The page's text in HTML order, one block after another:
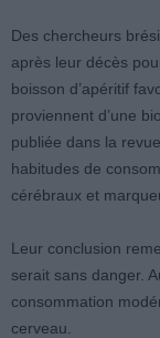
Des chercheurs
après leur décès
boisson d’apéritif
proviennent d’une
publiée dans la revue
habitudes de
cérébraux et
Leur conclusion
serait sans danger.
consommation
cerveau.